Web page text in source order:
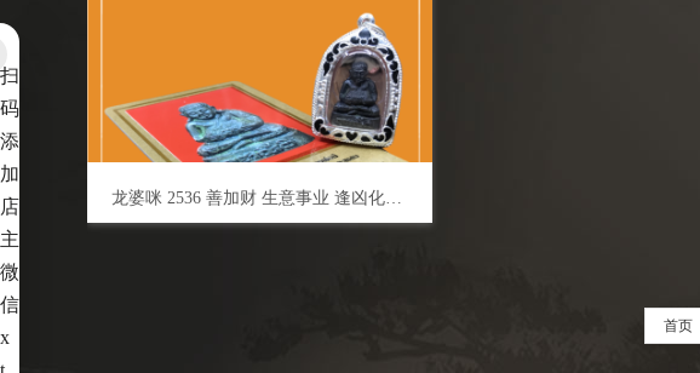
龙婆咪 2536 善加财 生意事业 逢凶化吉 人缘财运 健康平安
首页
扫
码
添
加
店
主
微
信
x